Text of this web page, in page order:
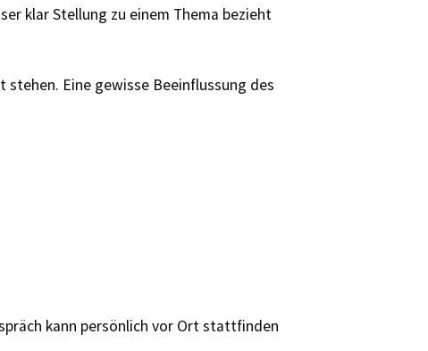
klar Stellung zu einem Thema bezieht
Eine gewisse Beeinflussung des
kann persönlich vor Ort stattfinden